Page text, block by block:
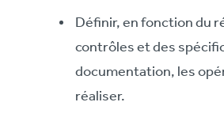
Définir, en fonction du
contrôles et des
documentation, les
réaliser.